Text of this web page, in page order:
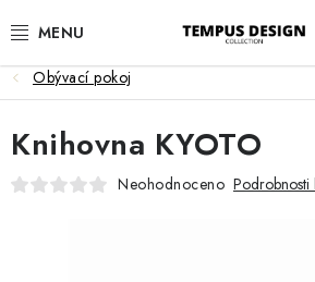
na
OBÝVACÍ POKOJ
KUCHYNĚ A JÍDELNA
Obývací pokoj
Knihovna KYOTO
Neohodnoceno